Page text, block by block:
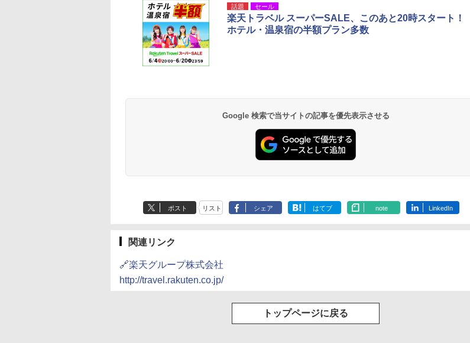
話題 セール
楽天トラベル スーパーSALE、このあと20時スタート！
ホテル・温泉宿の半額プラン多数
Google 検索で当サイトの記事を優先表示させる
ポスト リスト シェア はてブ note LinkedIn
関連リンク
🔗楽天グループ株式会社
http://travel.rakuten.co.jp/
トップページに戻る